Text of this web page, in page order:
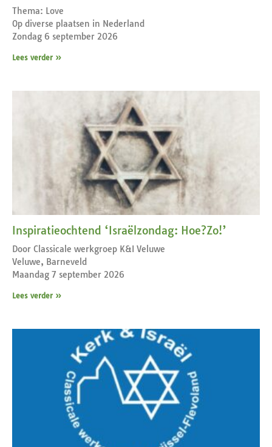
Thema: Love
Op diverse plaatsen in Nederland
Zondag 6 september 2026
Lees verder »
Inspiratieochtend ‘Israëlzondag: Hoe?Zo!’
Door Classicale werkgroep K&I Veluwe
Veluwe, Barneveld
Maandag 7 september 2026
Lees verder »